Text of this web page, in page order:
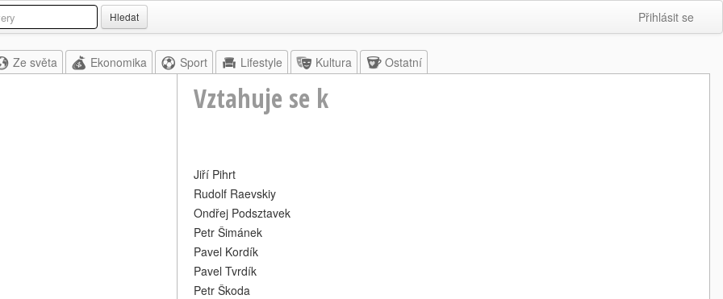
Hledat Přihlásit se
Ze světa Ekonomika Sport Lifestyle Kultura Ostatní
Vztahuje se k
Jiří Pihrt
Rudolf Raevskiy
Ondřej Podsztavek
Petr Šimánek
Pavel Kordík
Pavel Tvrdík
Petr Škoda